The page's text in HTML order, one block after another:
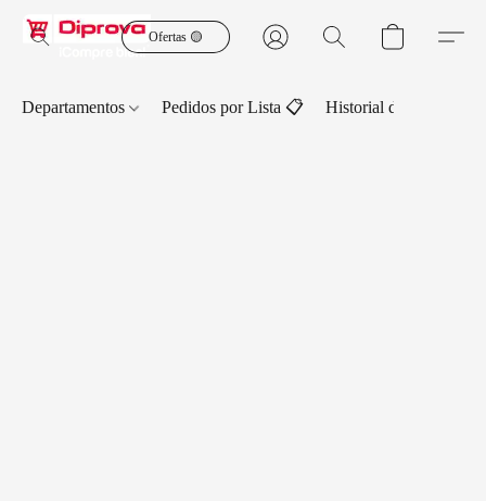
Ofertas 🟡
Departamentos Pedidos por Lista 📋 Historial de Pedidos